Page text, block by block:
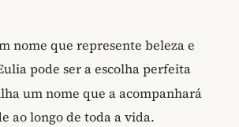
nome que represente beleza e
pode ser a escolha perfeita
um nome que a acompanhará
ao longo de toda a vida.